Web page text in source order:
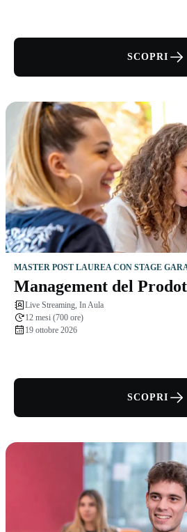
SCOPRI
MASTER POST LAUREA CON STAGE
Management del
Live Streaming, In Aula
12 mesi (700 ore)
19 ottobre 2026
SCOPRI